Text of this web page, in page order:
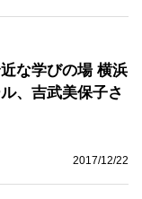
な学びの場 横浜
、吉武美保子さ
2017/12/22